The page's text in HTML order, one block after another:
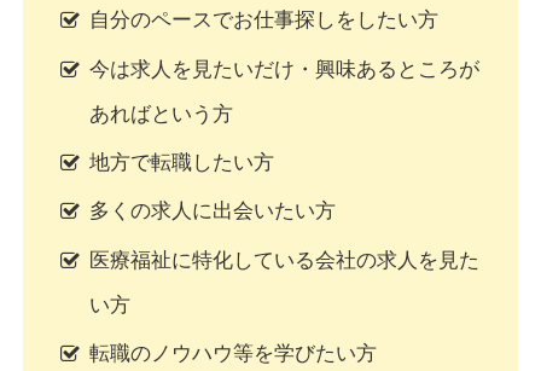
自分のペースでお仕事探しをしたい方
今は求人を見たいだけ・興味あるところが
あればという方
地方で転職したい方
多くの求人に出会いたい方
医療福祉に特化している会社の求人を見た
い方
転職のノウハウ等を学びたい方